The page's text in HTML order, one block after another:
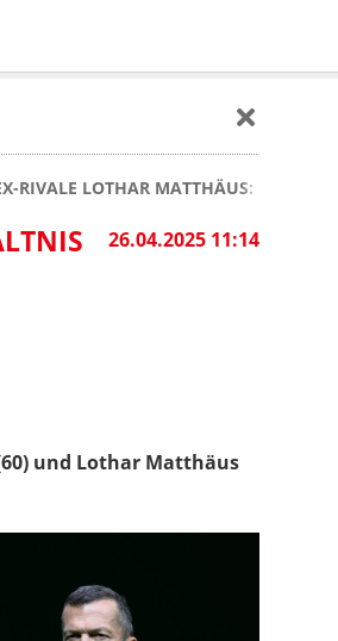
RIVALE LOTHAR MATTHÄUS: SO IST
26.04.2025 11:14
und Lothar Matthäus